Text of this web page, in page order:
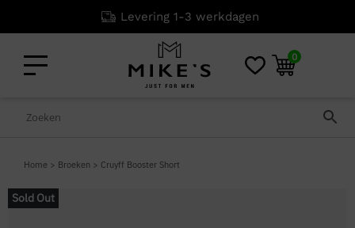
Levering 1-3 werkdagen
0
Home > Broeken > Cruyff Booster Short
Sold Out